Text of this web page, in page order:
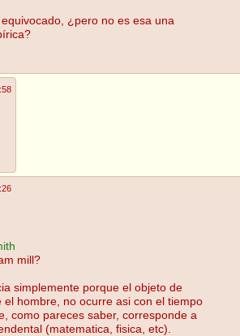
¿pero no es esa una
mill?
simplemente porque el objeto de
el hombre, no ocurre asi con el tiempo
como pareces saber, corresponde a
(matematica, fisica, etc).